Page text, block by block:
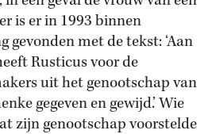
is er in 1993 binnen
gevonden met de tekst: ‘Aan
Rusticus voor de
uit het genootschap van
gegeven en gewijd.’ Wie
zijn genootschap voorstelde